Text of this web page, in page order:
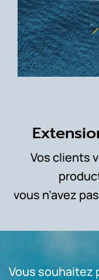
Vos clients
vous n’avez
Vous souhaitez